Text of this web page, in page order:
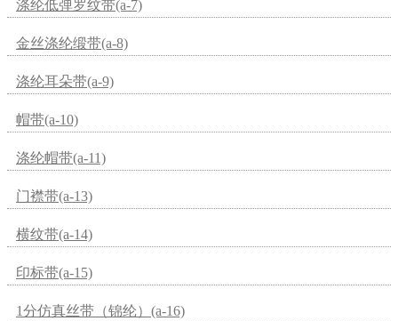
涤纶低弹罗纹带(a-7)
金丝涤纶缎带(a-8)
涤纶耳朵带(a-9)
帽带(a-10)
涤纶帽带(a-11)
门襟带(a-13)
横纹带(a-14)
印标带(a-15)
1分仿真丝带（锦纶）(a-16)